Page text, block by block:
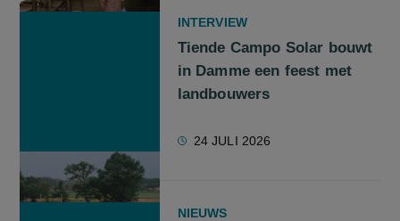
INTERVIEW
Tiende Campo Solar bouwt
in Damme een feest met
landbouwers
24 JULI 2026
NIEUWS